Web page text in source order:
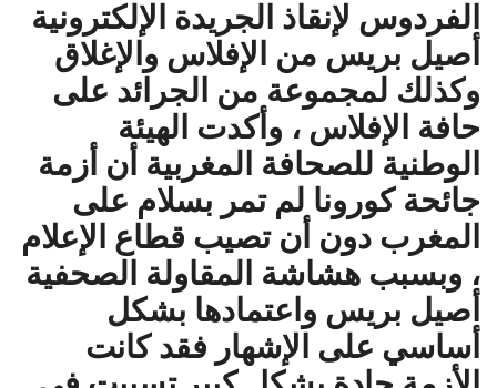
الفردوس لإنقاذ الجريدة الإلكترونية
أصيل بريس من الإفلاس والإغلاق
وكذلك لمجموعة من الجرائد على
حافة الإفلاس ، وأكدت الهيئة
الوطنية للصحافة المغربية أن أزمة
جائحة كورونا لم تمر بسلام على
المغرب دون أن تصيب قطاع الإعلام
، وبسبب هشاشة المقاولة الصحفية
أصيل بريس واعتمادها بشكل
أساسي على الإشهار فقد كانت